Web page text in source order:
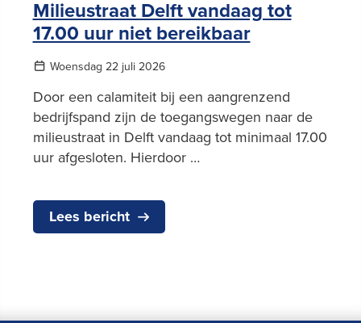
Milieustraat Delft vandaag tot
17.00 uur niet bereikbaar
Woensdag 22 juli 2026
Door een calamiteit bij een aangrenzend
bedrijfspand zijn de toegangswegen naar de
milieustraat in Delft vandaag tot minimaal 17.00
uur afgesloten. Hierdoor …
Lees bericht